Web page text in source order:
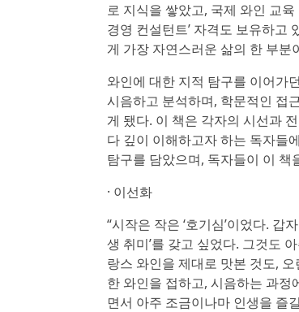
로 지식을 쌓았고, 국제 와인 교
경영 컨설턴트’ 자격도 보유하고
게 가장 자연스러운 삶의 한 부분
와인에 대한 지적 탐구를 이어가
시음하고 분석하며, 학문적인 접
게 됐다. 이 책은 각자의 시선과
다 깊이 이해하고자 하는 독자들
탐구를 담았으며, 독자들이 이
· 이선화
“시작은 작은 ‘호기심’이었다. 갑
생 취미’를 갖고 싶었다. 그것도
랑스 와인을 제대로 맛본 것도,
한 와인을 접하고, 시음하는 과
면서 아주 조금이나마 인생을 즐